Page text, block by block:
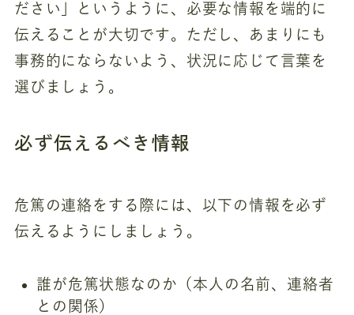
ださい」というように、必要な情報を端的に
伝えることが大切です。ただし、あまりにも
事務的にならないよう、状況に応じて言葉を
選びましょう。
必ず伝えるべき情報
危篤の連絡をする際には、以下の情報を必ず
伝えるようにしましょう。
誰が危篤状態なのか（本人の名前、連絡者
との関係）